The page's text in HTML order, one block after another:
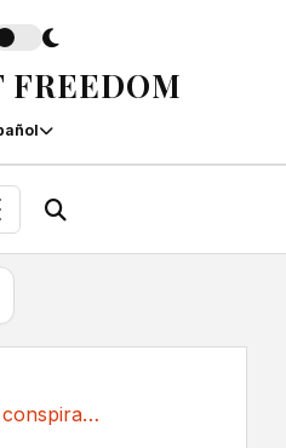
FREEDOM
Claves de una trama conspiranoica y fantasiosa...